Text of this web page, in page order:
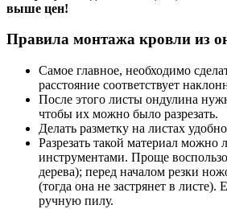
выше цен!
Правила монтажа кровли из
Самое главное, необходимо
расстояние соответствует
После этого листы ондулина
чтобы их можно было разрезать.
Делать разметку на листах
Разрезать такой материал
инструментами. Проще
дерева); перед началом резки
(тогда она не застрянет в листе).
ручную пилу.